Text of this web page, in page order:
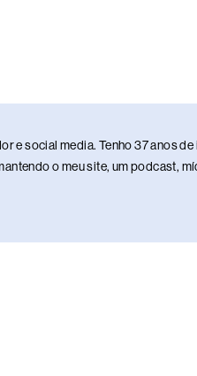
e social media. Tenho 37 anos
o meu site, um podcast,